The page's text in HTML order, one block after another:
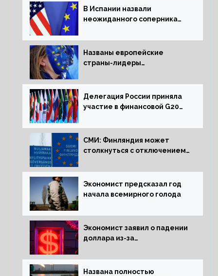
В Испании назвали
неожиданного соперника
Названы европейские
страны-лидеры
активов
Делегация России приняла
участие в финансовой G20
СМИ: Финляндия может
столкнуться с отключением
Экономист предсказал год
начала всемирного голода
Экономист заявил о падении
доллара из-за
Названа полностью